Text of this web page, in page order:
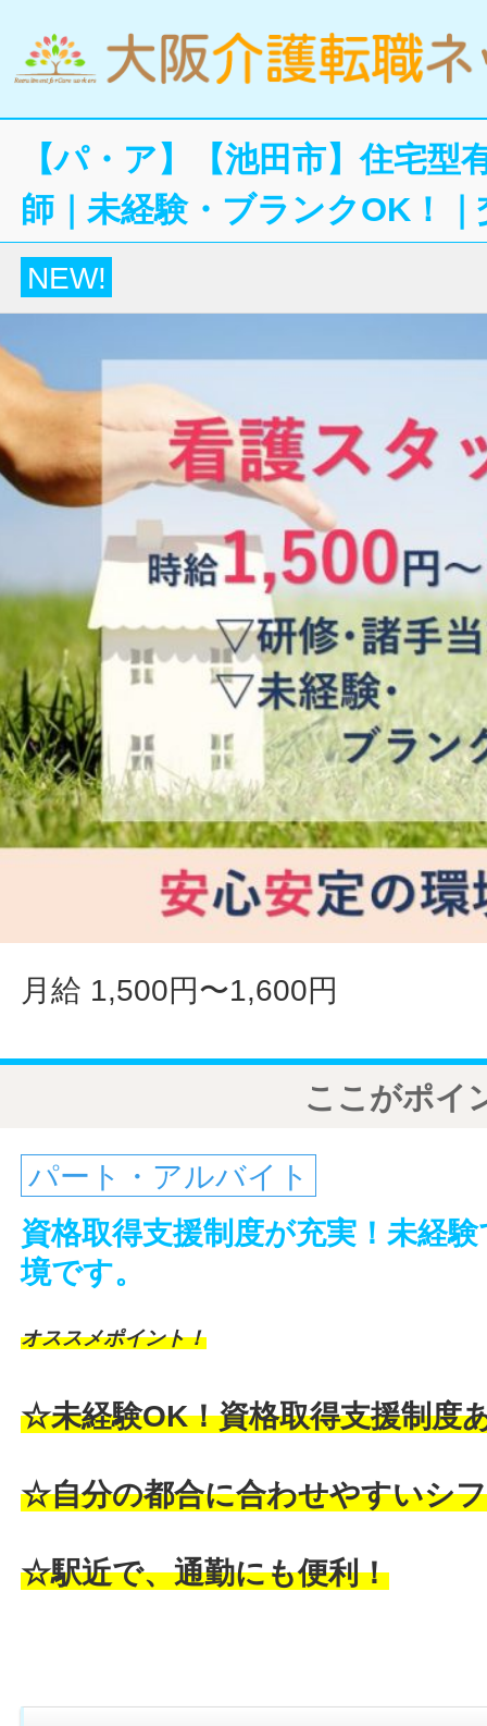
【パ・ア】【池田市】住宅型
師｜未経験・ブランクOK！
NEW!
月給 1,500円〜1,600円
ここがポイ
パート・アルバイト
資格取得支援制度が充実！未経
境です。
オススメポイント！
☆未経験OK！資格取得支援制度
☆自分の都合に合わせやすいシ
☆駅近で、通勤にも便利！